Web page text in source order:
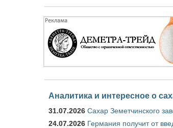
Аналитика и интересное о
31.07.2026 Сахар Земетчинского
24.07.2026 Германия получит от